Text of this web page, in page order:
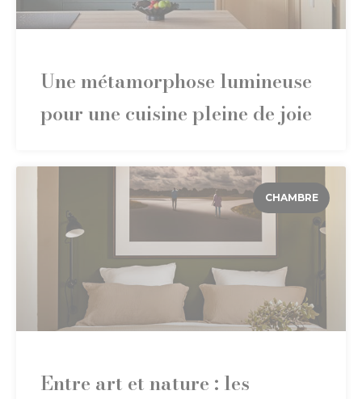
Une métamorphose lumineuse
pour une cuisine pleine de joie
CHAMBRE
Entre art et nature : les